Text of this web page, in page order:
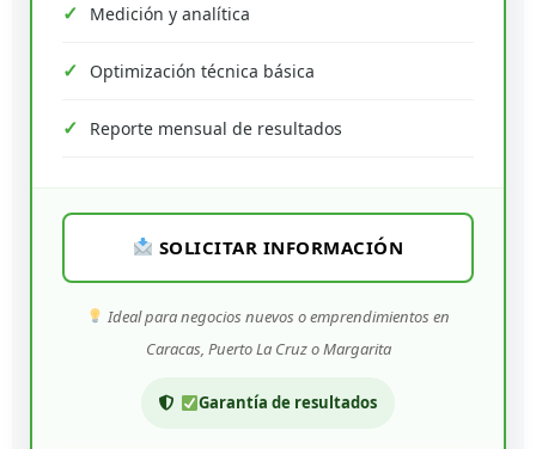
Medición y analítica
Optimización técnica básica
Reporte mensual de resultados
SOLICITAR INFORMACIÓN
Ideal para negocios nuevos o emprendimientos en
Caracas, Puerto La Cruz o Margarita
Garantía de resultados